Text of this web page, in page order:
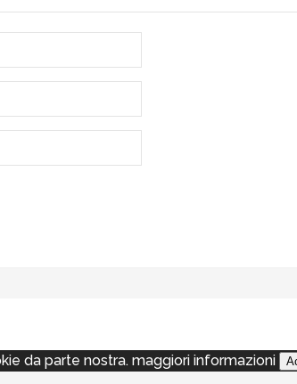
da parte nostra. maggiori informazioni